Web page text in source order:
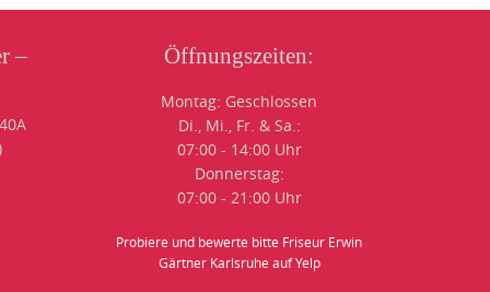
–
Öffnungszeiten:
Montag: Geschlossen
Di., Mi., Fr. & Sa.:
07:00 - 14:00 Uhr
Donnerstag:
07:00 - 21:00 Uhr
Probiere und bewerte bitte Friseur Erwin
Gärtner Karlsruhe auf Yelp